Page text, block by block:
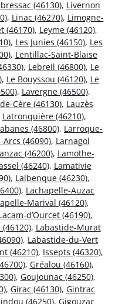
(46130), Livernon
, Linac (46270), Limogne-
(46170), Leyme (46120),
, Les Junies (46150), Les
, Lentillac-Saint-Blaise
, Lebreil (46800), Le
, Le Bouyssou (46120), Le
, Lavergne (46500),
Cère (46130), Lauzès
Latronquière (46210),
(46800), Larroque-
(46090), Larnagol
(46200), Lamothe-
(46240), Lamativie
, Lalbenque (46230),
, Lachapelle-Auzac
Marival (46120),
d’Ourcet (46190),
, Labastide-Murat
, Labastide-du-Vert
(46210), Issepts (46320),
, Gréalou (46160),
, Goujounac (46250),
, Girac (46130), Gintrac
(46250), Gigouzac